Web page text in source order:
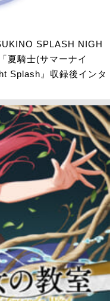
SPLASH NIGH
夏騎士(サマーナイ
Splash』収録後インタ